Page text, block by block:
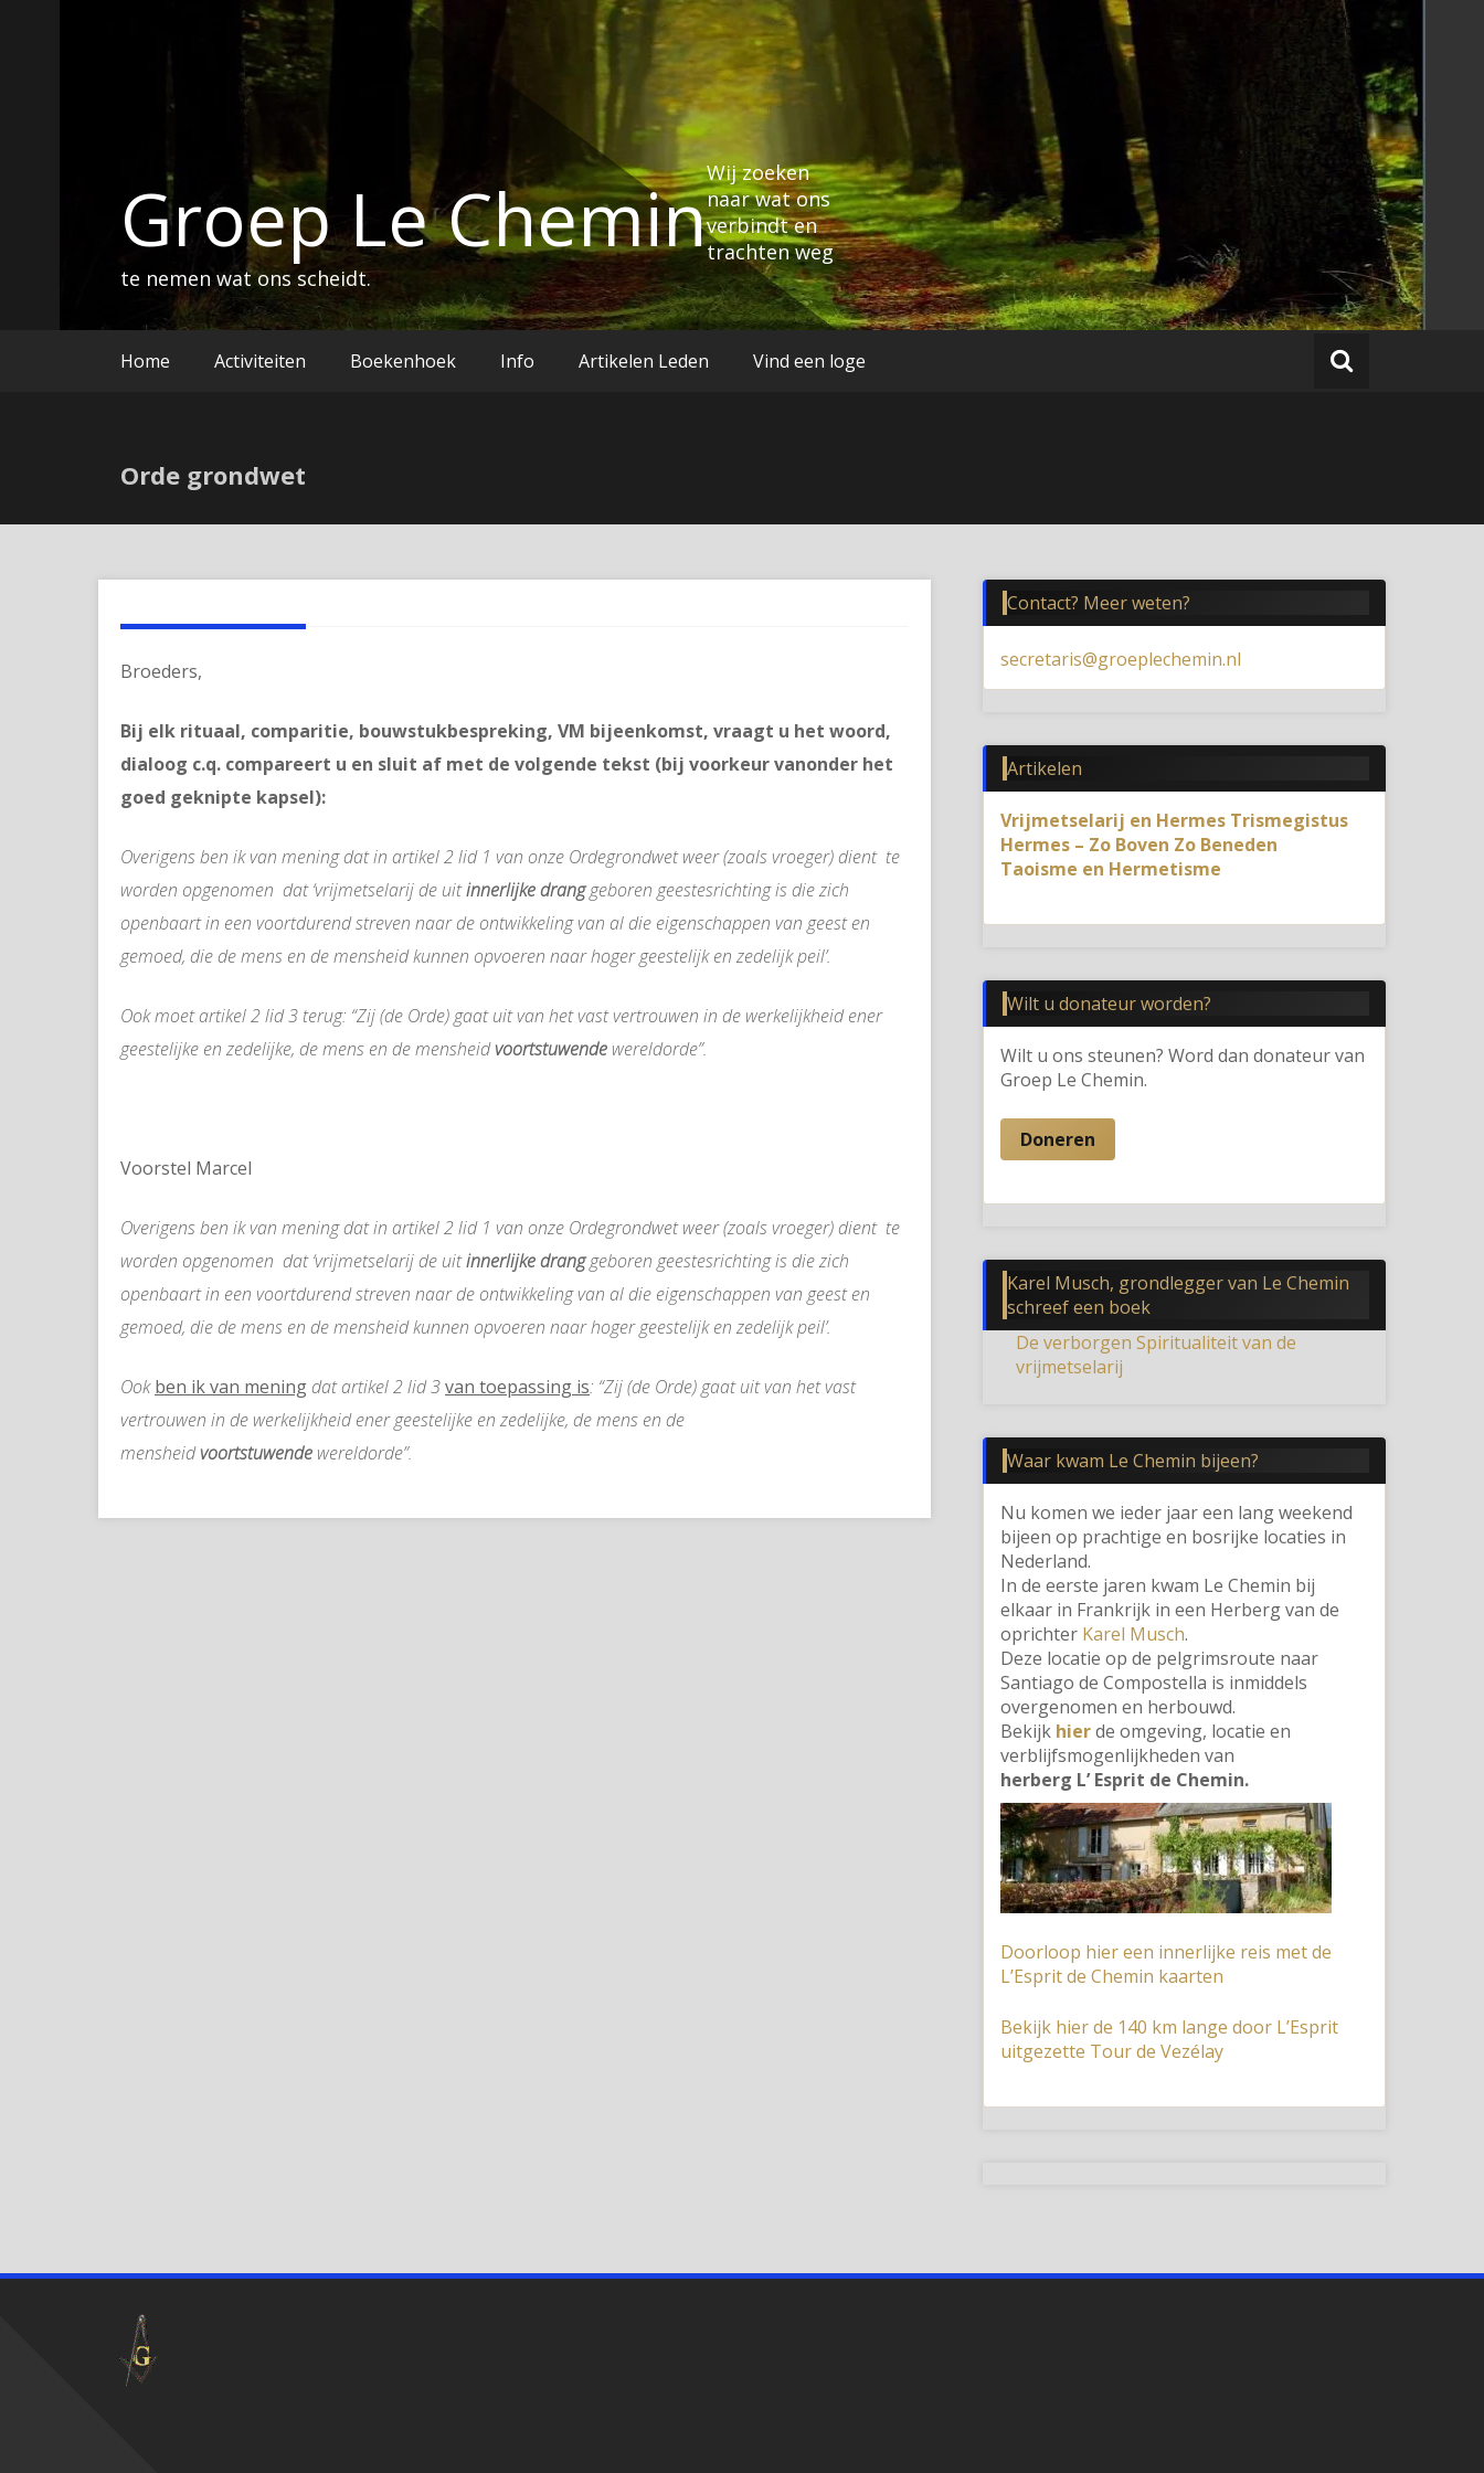
Groep Le CheminWij zoeken
naar wat ons
verbindt en
trachten weg
te nemen wat ons scheidt.
Home Activiteiten Boekenhoek Info Artikelen Leden Vind een loge
Orde grondwet
Broeders,
Bij elk rituaal, comparitie, bouwstukbespreking, VM bijeenkomst, vraagt u het woord,
dialoog c.q. compareert u en sluit af met de volgende tekst (bij voorkeur vanonder het
goed geknipte kapsel):
Overigens ben ik van mening dat in artikel 2 lid 1 van onze Ordegrondwet weer (zoals vroeger) dient te
worden opgenomen dat ‘vrijmetselarij de uitinnerlijke dranggeboren geestesrichting is die zich
openbaart in een voortdurend streven naar de ontwikkeling van al die eigenschappen van geest en
gemoed, die de mens en de mensheid kunnen opvoeren naar hoger geestelijk en zedelijk peil’.
Ook moet artikel 2 lid 3 terug: “Zij (de Orde) gaat uit van het vast vertrouwen in de werkelijkheid ener
geestelijke en zedelijke, de mens en de mensheidvoortstuwende wereldorde”.
Voorstel Marcel
Overigens ben ik van mening dat in artikel 2 lid 1 van onze Ordegrondwet weer (zoals vroeger) dient te
worden opgenomen dat ‘vrijmetselarij de uitinnerlijke dranggeboren geestesrichting is die zich
openbaart in een voortdurend streven naar de ontwikkeling van al die eigenschappen van geest en
gemoed, die de mens en de mensheid kunnen opvoeren naar hoger geestelijk en zedelijk peil’.
Ookben ik van meningdat artikel 2 lid 3van toepassing is: “Zij (de Orde) gaat uit van het vast
vertrouwen in de werkelijkheid ener geestelijke en zedelijke, de mens en de
mensheidvoortstuwende wereldorde”.
Contact? Meer weten?
secretaris@groeplechemin.nl
Artikelen
Vrijmetselarij en Hermes Trismegistus
Hermes – Zo Boven Zo Beneden
Taoisme en Hermetisme
Wilt u donateur worden?
Wilt u ons steunen? Word dan donateur van
Groep Le Chemin.
Doneren
Karel Musch, grondlegger van Le Chemin
schreef een boek
De verborgen Spiritualiteit van de
vrijmetselarij
Waar kwam Le Chemin bijeen?
Nu komen we ieder jaar een lang weekend
bijeen op prachtige en bosrijke locaties in
Nederland.
In de eerste jaren kwam Le Chemin bij
elkaar in Frankrijk in een Herberg van de
oprichter Karel Musch.
Deze locatie op de pelgrimsroute naar
Santiago de Compostella is inmiddels
overgenomen en herbouwd.
Bekijk hierde omgeving, locatie en
verblijfsmogenlijkheden van
herberg L’ Esprit de Chemin.
Doorloop hier een innerlijke reis met de
L’Esprit de Chemin kaarten
Bekijk hier de 140 km lange door L’Esprit
uitgezette Tour de Vezélay